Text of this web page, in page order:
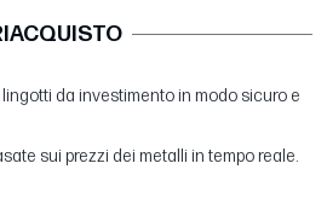
da investimento in modo sicuro e
sui prezzi dei metalli in tempo reale.